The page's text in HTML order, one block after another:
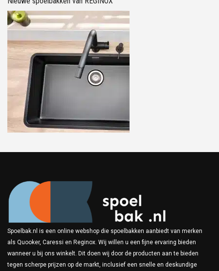
Spoelbak.nl is een online webshop die spoelbakken aanbiedt van merken
als Quooker, Caressi en Reginox. Wij willen u een fijne ervaring bieden
wanneer u bij ons winkelt. Dit doen wij door de producten aan te bieden
tegen scherpe prijzen op de markt, inclusief een snelle en deskundige